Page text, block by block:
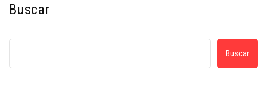
Buscar
Buscar